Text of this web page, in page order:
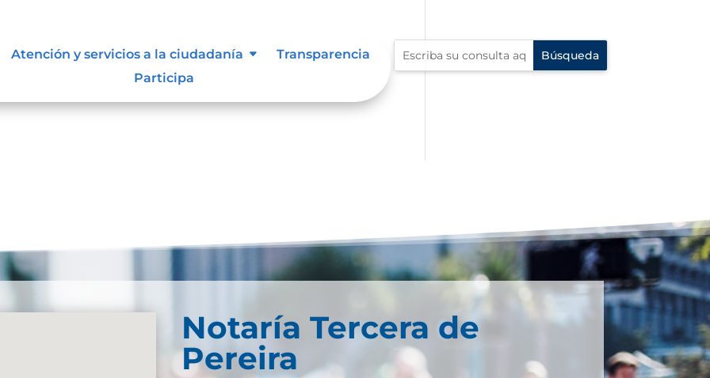
Atención y servicios a la ciudadanía
Transparencia
Participa
supervisión, notificación y
sujeto obligado
Notaría Tercera de
Pereira